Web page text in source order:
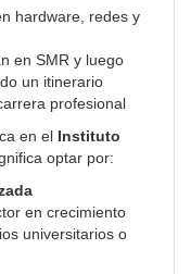
hardware, redes y
en SMR y luego
un itinerario
profesional
en el Instituto
optar por:
en crecimiento
universitarios o